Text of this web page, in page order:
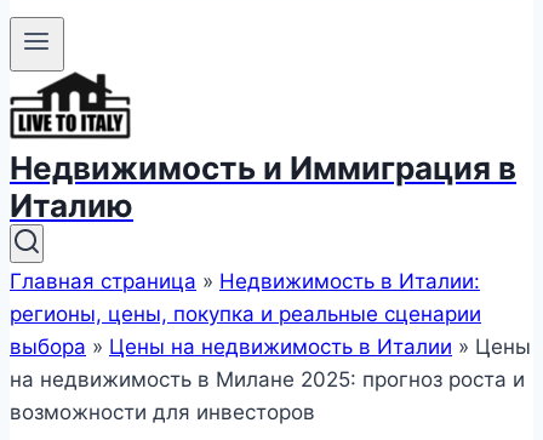
Недвижимость и Иммиграция в
Италию
Главная страница » Недвижимость в Италии:
регионы, цены, покупка и реальные сценарии
выбора » Цены на недвижимость в Италии » Цены
на недвижимость в Милане 2025: прогноз роста и
возможности для инвесторов